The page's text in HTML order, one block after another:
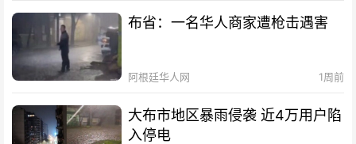
布省：一名华人商家遭枪击遇害
阿根廷华人网 1周前
大布市地区暴雨侵袭 近4万用户陷
入停电